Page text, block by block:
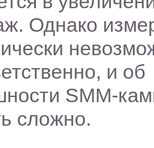
Однако
и об
SMM-
сложно.